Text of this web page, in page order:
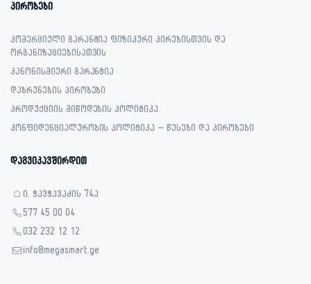
პირობები
კომერციული გარანტია ფიზიკური პირებისთვის და
ორგანიზაციებისათვის
კანონისმიერი გარანტია
დაბრუნების პირობები
პროდუქციის მიწოდების პოლიტიკა
კონფიდენციალურობის პოლიტიკა – წესები და პირობები
დაგვიკავშირდით
ი. ჭავჭავაძის 74ა
577 45 00 04
032 232 12 12
info@megasmart.ge